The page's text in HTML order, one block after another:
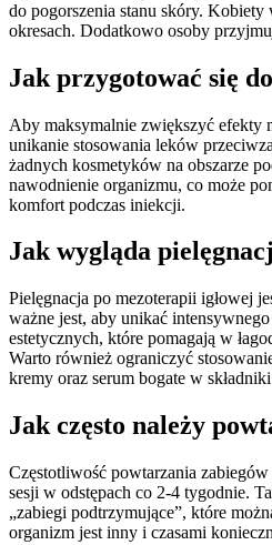
do pogorszenia stanu skóry.
okresach. Dodatkowo osoby
Jak przygotować się
Aby maksymalnie zwiększyć efekty
unikanie stosowania leków
żadnych kosmetyków na obszarze
nawodnienie organizmu, co może
komfort podczas iniekcji.
Jak wygląda
Pielęgnacja po mezoterapii igłowej
ważne jest, aby unikać
estetycznych, które pomagają w
Warto również ograniczyć
kremy oraz serum bogate w
Jak często należy
Częstotliwość powtarzania
sesji w odstępach co 2-4 tygodnie.
„zabiegi podtrzymujące”, które
organizm jest inny i czasami